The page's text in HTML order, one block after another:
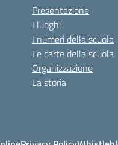
Presentazione
I luoghi
I numeri della scuola
Le carte della scuola
Organizzazione
La storia